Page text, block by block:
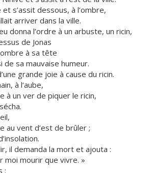
s’assit dessous, à l’ombre,
arriver dans la ville.
donna l’ordre à un arbuste, un ricin,
de Jonas
à sa tête
de sa mauvaise humeur.
grande joie à cause du ricin.
à l’aube,
à un ver de piquer le ricin,
au vent d’est de brûler ;
il demanda la mort et ajouta :
moi mourir que vivre. »
: